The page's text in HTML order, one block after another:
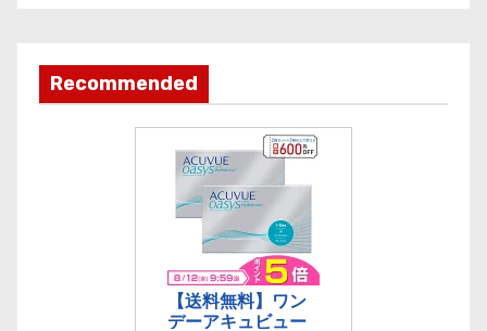
ゴ
リ
Recommended